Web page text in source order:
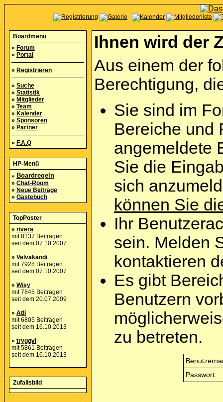
Boardmenü
» Forum
» Portal
» Registrieren
» Suche
» Statistik
» Mitglieder
» Team
» Kalender
» Sponsoren
» Partner
» F.A.Q
HP-Menü
» Boardregeln
» Chat-Room
» Neue Beiträge
» Gästebuch
TopPoster
» rivera
mit 8137 Beiträgen
seit dem 07.10.2007
» Velvakandi
mit 7928 Beiträgen
seit dem 07.10.2007
» Wisy
mit 7845 Beiträgen
seit dem 20.07.2009
» Atli
mit 6805 Beiträgen
seit dem 16.10.2013
» tryggvi
mit 5861 Beiträgen
seit dem 16.10.2013
Zufallsbild
Ihnen wird der
Aus einem der
Berechtigung,
Sie sind im
Bereiche und
angemeldete
Sie die
sich
können Sie
Ihr
sein. Melden
kontaktieren
Es gibt
Benutzern
zu betreten.
Passwort: